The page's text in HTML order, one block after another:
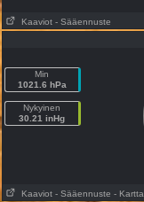
Kaaviot - Sääennuste
Min
1021.6 hPa
Nykyinen
30.21 inHg
Kaaviot - Sääennuste - Kartta